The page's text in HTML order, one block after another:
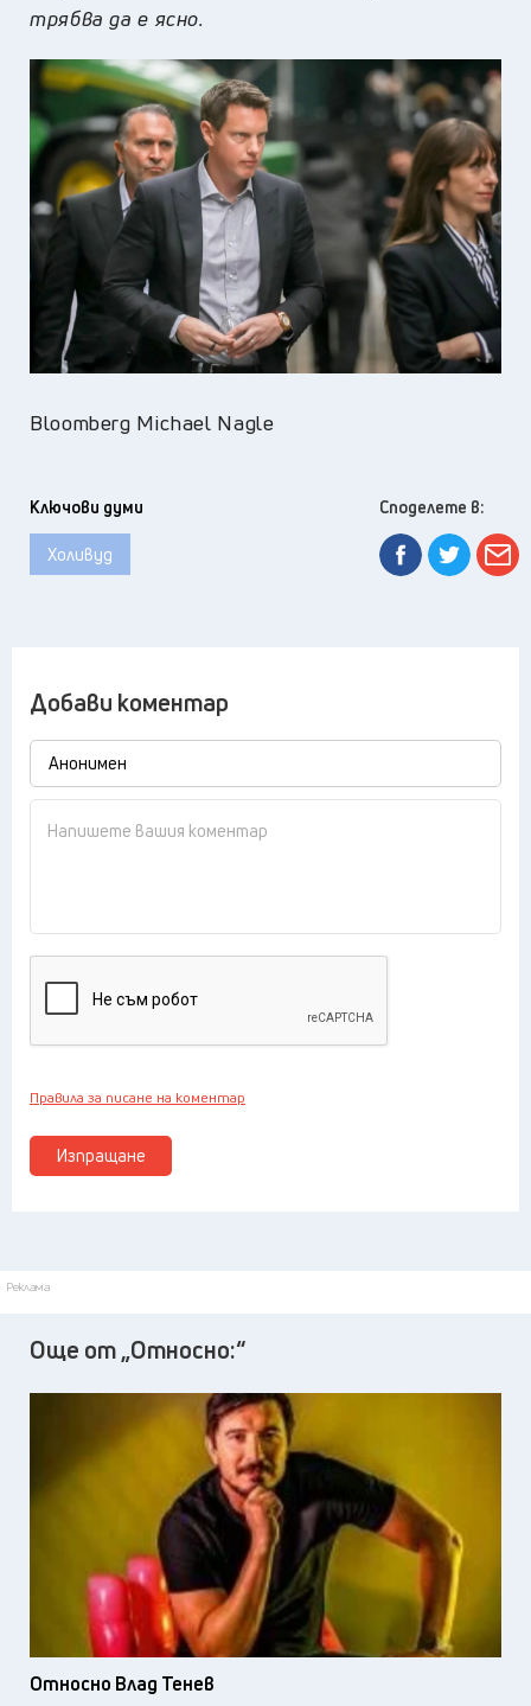
трябва да е ясно.
Bloomberg Michael Nagle
Ключови думи
Холивуд
Споделете в:
Добави коментар
Изпращане
Правила за писане на коментар
Реклама
Още от „Относно:“
Относно Влад Тенев